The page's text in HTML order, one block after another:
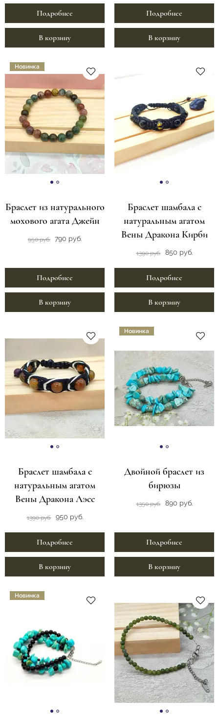
Подробнее
В корзину
Подробнее
В корзину
Новинка
Браслет из натурального
мохового агата Джейн
950 руб. 790 руб.
Подробнее
В корзину
Браслет шамбала с
натуральным агатом
Вены Дракона Кирби
1390 руб. 850 руб.
Подробнее
В корзину
Браслет шамбала с
натуральным агатом
Вены Дракона Лэсс
1390 руб. 950 руб.
Подробнее
В корзину
Новинка
Двойной браслет из
бирюзы
1350 руб. 890 руб.
Подробнее
В корзину
Новинка